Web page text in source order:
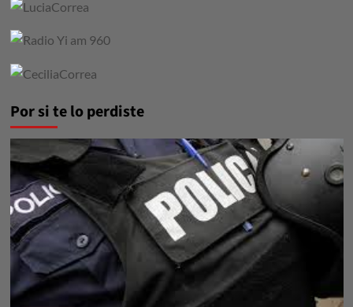
Por si te lo perdiste